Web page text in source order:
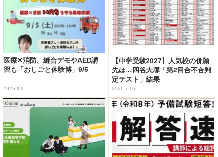
医療✕消防、縫合デモやAED講
習も「おしごと体験博」9/5
2026.8.6
【中学受験2027】人気校の併願
先は…四谷大塚「第2回合不合判
定テスト」結果
2026.7.16